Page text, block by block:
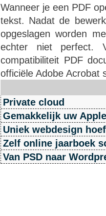
Wanneer je een PDF
tekst. Nadat de
opgeslagen worden
echter niet perfect.
compatibiliteit PDF
officiële Adobe Acrobat
Private cloud
Gemakkelijk uw
Uniek webdesign
Zelf online jaarboek
Van PSD naar